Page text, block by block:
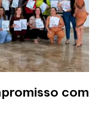
com